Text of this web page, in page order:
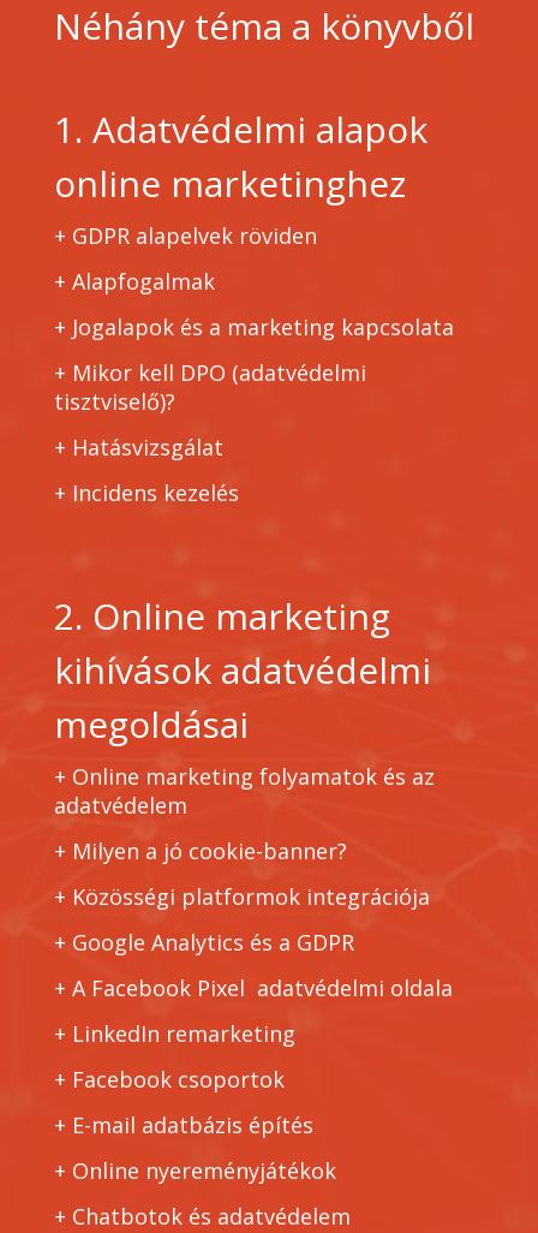
Néhány téma a könyvből
1. Adatvédelmi alapok
online marketinghez
+ GDPR alapelvek röviden
+ Alapfogalmak
+ Jogalapok és a marketing kapcsolata
+ Mikor kell DPO (adatvédelmi
tisztviselő)?
+ Hatásvizsgálat
+ Incidens kezelés
2. Online marketing
kihívások adatvédelmi
megoldásai
+ Online marketing folyamatok és az
adatvédelem
+ Milyen a jó cookie-banner?
+ Közösségi platformok integrációja
+ Google Analytics és a GDPR
+ A Facebook Pixel adatvédelmi oldala
+ LinkedIn remarketing
+ Facebook csoportok
+ E-mail adatbázis építés
+ Online nyereményjátékok
+ Chatbotok és adatvédelem